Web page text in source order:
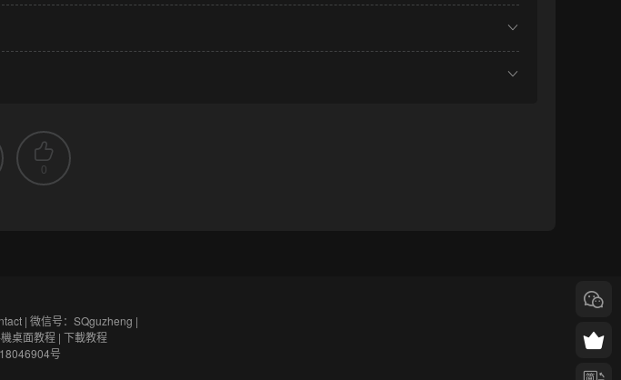
0
| 微信号：SQguzheng |
桌面教程| 下載教程
号